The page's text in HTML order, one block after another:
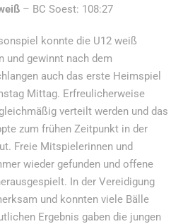
– BC Soest: 108:27
konnte die U12 weiß
und gewinnt nach dem
auch das erste Heimspiel
Mittag. Erfreulicherweise
verteilt werden und das
zum frühen Zeitpunkt in der
Freie Mitspielerinnen und
wieder gefunden und offene
In der Vereidigung
und konnten viele Bälle
Ergebnis gaben die jungen